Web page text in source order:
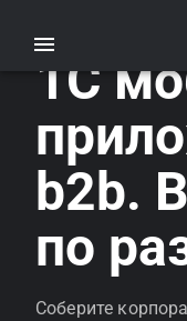
1С
b2b.
по
Соберите